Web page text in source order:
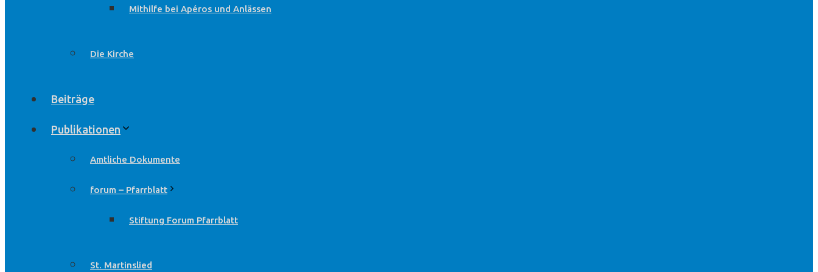
Mithilfe bei Apéros und Anlässen
Die Kirche
Beiträge
Publikationen
Amtliche Dokumente
forum – Pfarrblatt
Stiftung Forum Pfarrblatt
St. Martinslied